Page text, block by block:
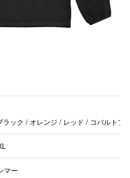
ラック / オレンジ / レッド / コバルトブ
マー